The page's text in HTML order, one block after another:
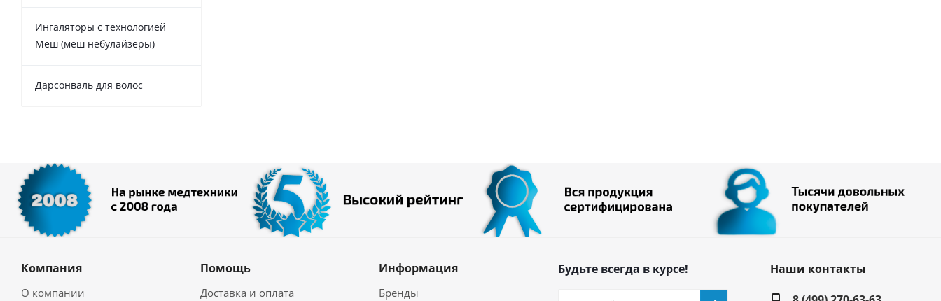
Ингаляторы с технологией
Меш (меш небулайзеры)
Дарсонваль для волос
Компания
О компании
Помощь
Доставка и оплата
Информация
Бренды
Будьте всегда в курсе!
Наши контакты